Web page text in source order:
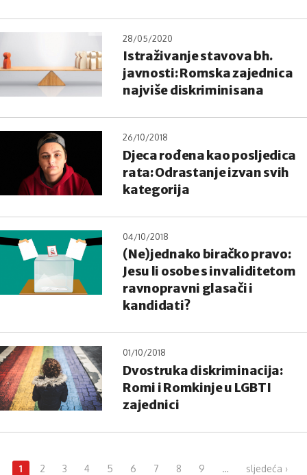
28/05/2020
Istraživanje stavova bh.
javnosti: Romska zajednica
najviše diskriminisana
26/10/2018
Djeca rođena kao posljedica
rata: Odrastanje izvan svih
kategorija
04/10/2018
(Ne)jednako biračko pravo:
Jesu li osobe s invaliditetom
ravnopravni glasači i
kandidati?
01/10/2018
Dvostruka diskriminacija:
Romi i Romkinje u LGBTI
zajednici
Pages
1 2 3 4 5 6 7 8 9 …
sljedeća ›